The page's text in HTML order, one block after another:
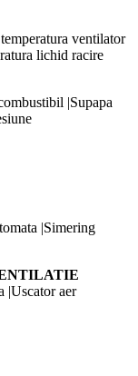
ventilator
lichid racire
|Supapa
|Simering
|Uscator aer